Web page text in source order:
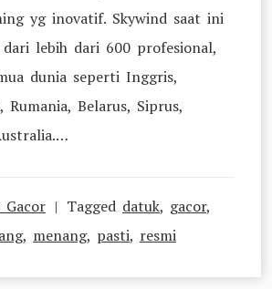
yg inovatif. Skywind saat ini
lebih dari 600 profesional,
dunia seperti Inggris,
Rumania, Belarus, Siprus,
Gacor Tagged datuk, gacor,
, menang, pasti, resmi